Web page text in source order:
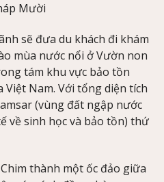
Mười
sẽ đưa du khách đi khám
mùa nước nổi ở Vườn non
tám khu vực bảo tồn
Nam. Với tổng diện tích
(vùng đất ngập nước
về sinh học và bảo tồn) thứ
thành một ốc đảo giữa